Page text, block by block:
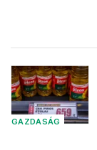
GAZDASÁG